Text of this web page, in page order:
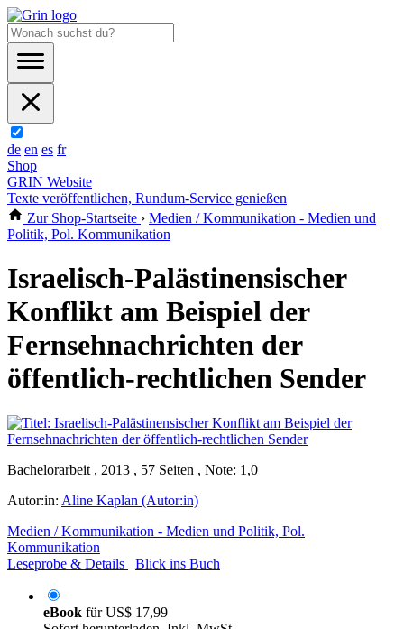
de en es fr
Shop
GRIN Website
Texte veröffentlichen, Rundum-Service genießen
Zur Shop-Startseite › Medien / Kommunikation - Medien und
Politik, Pol. Kommunikation
Israelisch-Palästinensischer
Konflikt am Beispiel der
Fernsehnachrichten der
öffentlich-rechtlichen Sender
Bachelorarbeit , 2013 , 57 Seiten , Note: 1,0
Autor:in: Aline Kaplan (Autor:in)
Medien / Kommunikation - Medien und Politik, Pol.
Kommunikation
Leseprobe & Details
Blick ins Buch
eBook fürUS$ 17,99